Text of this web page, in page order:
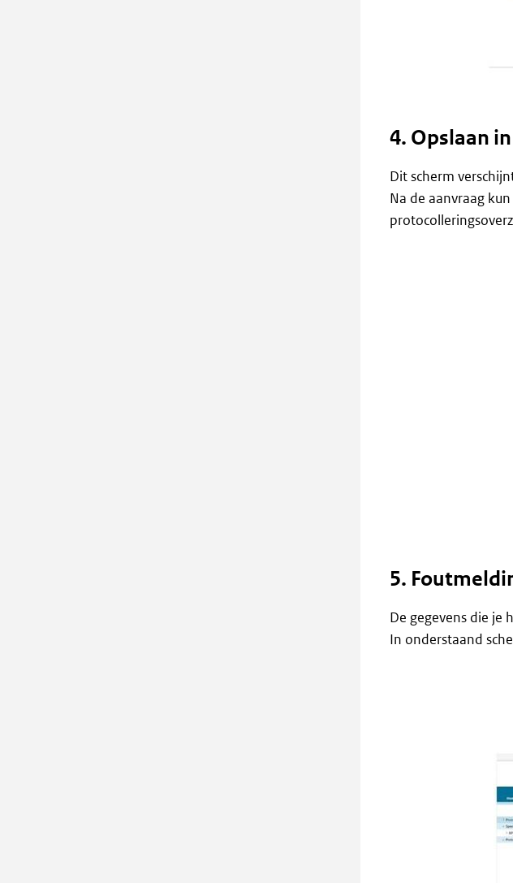
4. Opslaan in
Dit scherm
Na de aanvraag
5.
De gegevens die
In onderstaand